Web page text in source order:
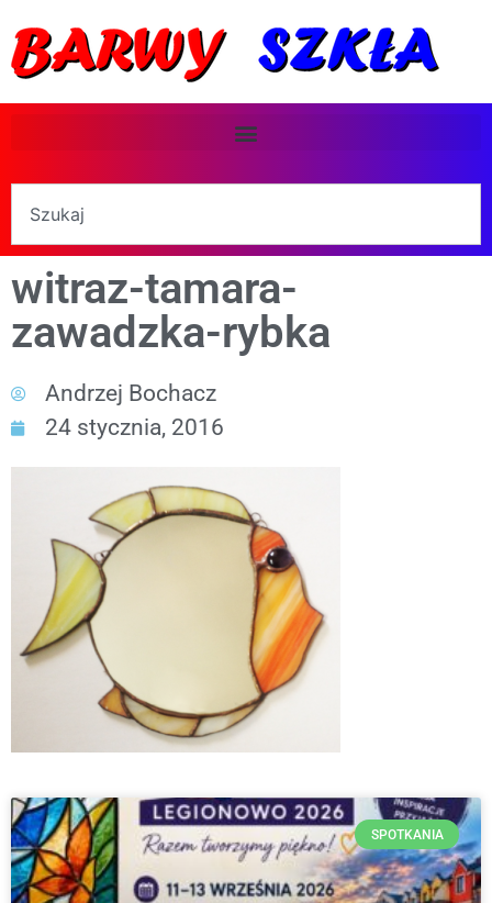
witraz-tamara-
zawadzka-rybka
Andrzej Bochacz
24 stycznia, 2016
SPOTKANIA